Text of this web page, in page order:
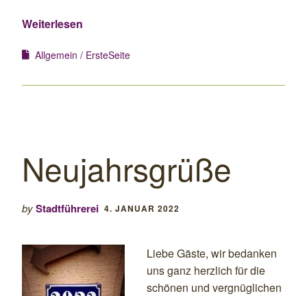
Weiterlesen
Allgemein ErsteSeite
Neujahrsgrüße
byStadtführerei 4. JANUAR 2022
Liebe Gäste, wir bedanken
uns ganz herzlich für die
schönen und vergnüglichen